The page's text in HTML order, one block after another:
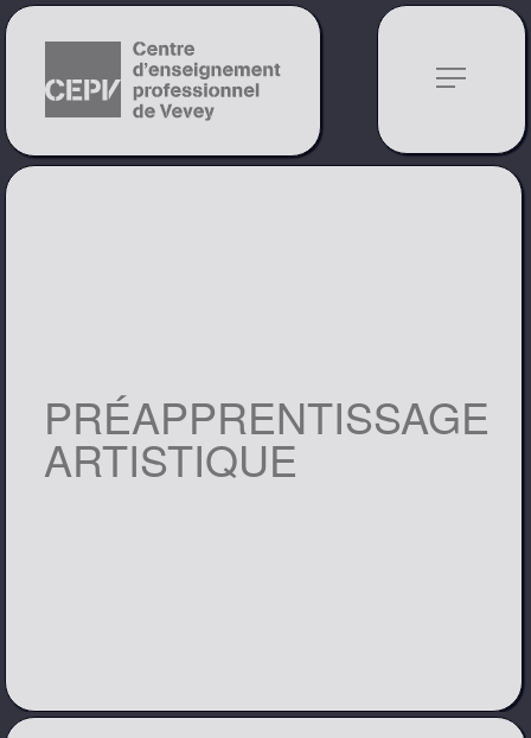
notes
PRÉAPPRENTISSAGE
ARTISTIQUE